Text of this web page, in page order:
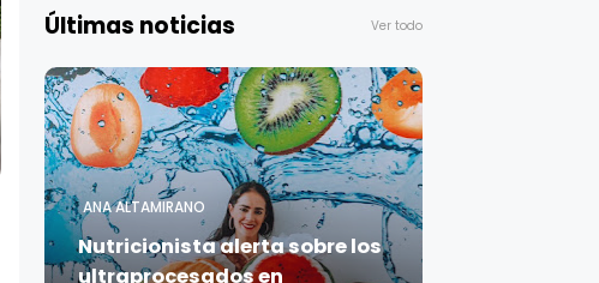
Últimas noticias Ver todo
ANA ALTAMIRANO
Nutricionista alerta sobre los
ultraprocesados en